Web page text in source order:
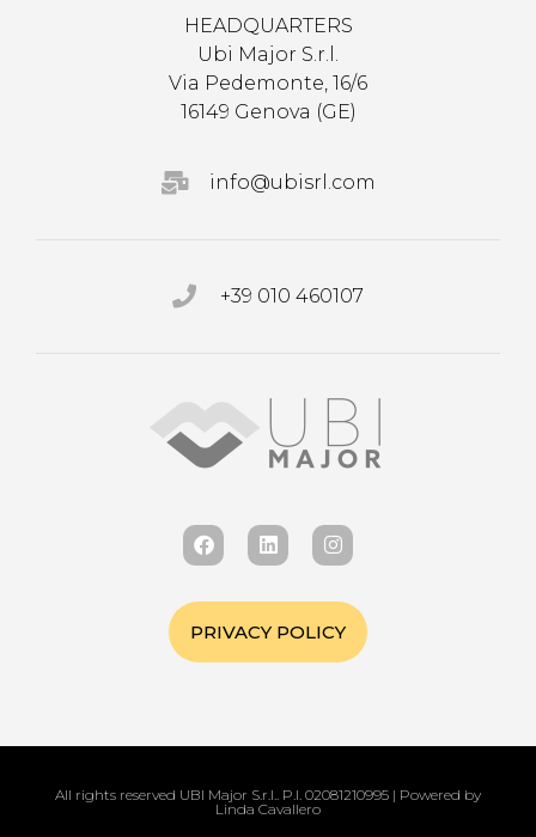
HEADQUARTERS
Ubi Major S.r.l.
Via Pedemonte, 16/6
16149 Genova (GE)
info@ubisrl.com
+39 010 460107
PRIVACY POLICY
All rights reserved UBI Major S.r.l.. P.I. 02081210995 | Powered by
Linda Cavallero